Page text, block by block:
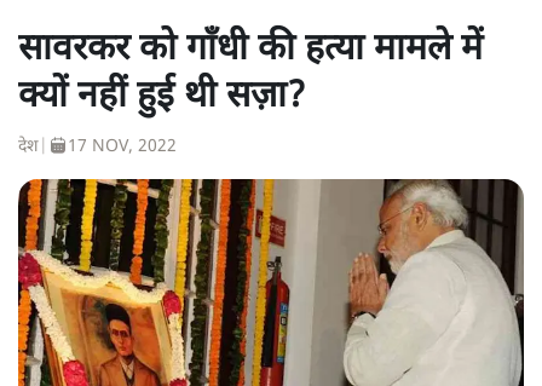
सावरकर को गाँधी की हत्या मामले में
क्यों नहीं हुई थी सज़ा?
देश 17 NOV, 2022